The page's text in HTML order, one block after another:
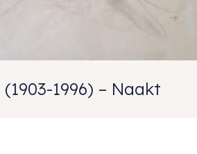
1996) – Naakt